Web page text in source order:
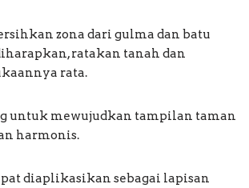
zona dari gulma dan batu
ratakan tanah dan
rata.
untuk mewujudkan tampilan taman
harmonis.
diaplikasikan sebagai lapisan